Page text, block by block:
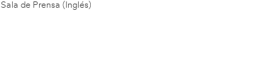
Sala de Prensa (Inglés)